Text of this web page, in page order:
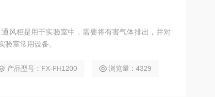
风柜是用于实验室中，需要将有害气体排出，并对
验室常用设备。
产品型号：FX-FH1200 浏览量：4329